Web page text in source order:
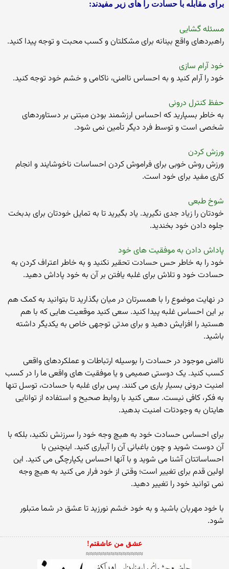
برای مقابله با حسادت را های زیر مفیدند:
مسئله گشایی
راهبردهای واقع بینانه برای مشکلتان و کسب محبت و توجه پیدا کنید.
خود آرام سازی
خود را آرام کنید و به احساس ناامنی، ناکامی و خشم خود توجه کنید.
حفظ کنترل درونی
به خاطر بسپارید که احساس ارزشمند بودن مبتنی بر دستاوردهای
شخصی است و توسط فرد دیگر تأمین نمی شود.
ورزش کردن
ورزش روش خوبی برای فراموش کردن احساسات ناخوشایند و انجام
کاری مفید برای خود است.
شوخ طبعی
خودتان را زیاد جدی نگیرید. یاد بگیرید تا به تمایل خودتان برای بدبخت
جلوه دادن خود بخندید.
پاداش دادن به موفقیت های خود
خود را به خاطر حس حسادت تحقیر نکنید و به خاطر اعتراف کردن به
حسادت خود و تلاش برای غلبه یافتن بر آن به خود پاداش دهید.
در نهایت موضوع را با همسرتان در میان بگذارید تا بتوانید به کمک هم
بر این احساس غلبه پیدا کنید. سعی کنید موقعیت هایی که با هم
هستید را افزایش دهید و برای مدتی توجهی خاص به یکدیگر داشته
باشید.
ناامنی موجود در حسادت را بوسیله ارتباطات و عملکردهای واقعی
کسب کنید. یک دوستی صمیمی و یا موفقیت های واقعی ما را در کسب
امنیت درونی بسیار یاری می کنند. پس برای غلبه با حسادت، توسل تنها
به فکر، کافی نیست. سعی کنید با روابط صحیح و استفاده از توانایی
هایتان به وجودتات امنیت بدهید.
برای احساس حسادت خود به هیچ وجه خود را سرزنش نکنید، بلکه با
آن دوست شوید و چون باغبانی آن را آبیاری کنید. اینچنین با
احساساتتان آشنا می شوید و با آنها احساس یکپارچگی می کنید. این
اولین قدم برای تغییر است؛ وقتی از خود فرار می کنید به هیچ وجه
نمی توانید خود را تغییر دهید.
با خود مهربان باشید و به خود خشم نورزید تا عشق در شما متبلور
شود.
عشق من عاشقتم!
≈≈≈≈≈≈≈≈≈≈≈≈≈≈